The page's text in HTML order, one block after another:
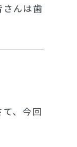
さんは歯
て、今回